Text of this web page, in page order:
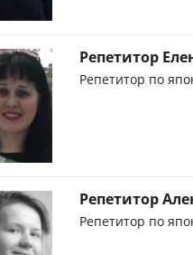
Репетитор
Репетитор по
Репетитор
Репетитор по